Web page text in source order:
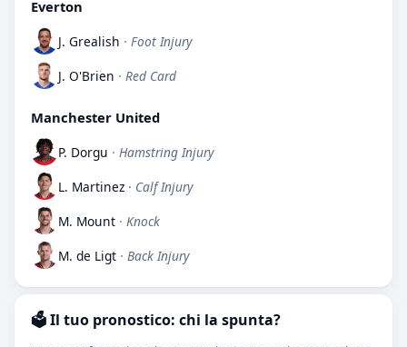
Everton
J. Grealish · Foot Injury
J. O'Brien · Red Card
Manchester United
P. Dorgu · Hamstring Injury
L. Martinez · Calf Injury
M. Mount · Knock
M. de Ligt · Back Injury
🗳️ Il tuo pronostico: chi la spunta?